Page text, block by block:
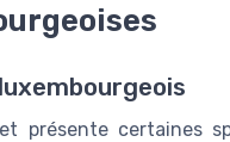
présente certaines